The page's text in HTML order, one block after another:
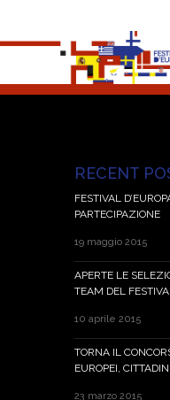
RECENT
FESTIVAL
PARTECIPAZIONE
19 maggio 2015
APERTE LE
TEAM DEL
10 aprile 2015
TORNA IL
EUROPEI,
23 marzo 2015